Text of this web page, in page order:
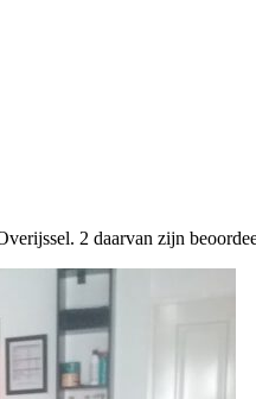
2 daarvan zijn